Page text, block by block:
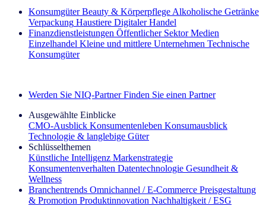
Konsumgüter Beauty & Körperpflege Alkoholische Getränke
Verpackung Haustiere Digitaler Handel
Finanzdienstleistungen Öffentlicher Sektor Medien
Einzelhandel Kleine und mittlere Unternehmen Technische
Konsumgüter
Werden Sie NIQ-Partner Finden Sie einen Partner
Ausgewählte Einblicke
CMO‑Ausblick Konsumentenleben Konsumausblick
Technologie & langlebige Güter
Schlüsselthemen
Künstliche Intelligenz Markenstrategie
Konsumentenverhalten Datentechnologie Gesundheit &
Wellness
Branchentrends Omnichannel / E‑Commerce Preisgestaltung
& Promotion Produktinnovation Nachhaltigkeit / ESG